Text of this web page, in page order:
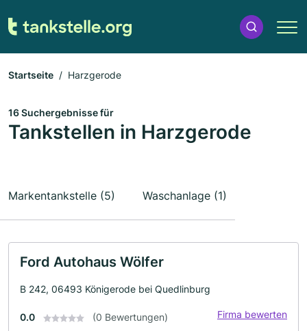
Startseite Harzgerode
16 Suchergebnisse für
Tankstellen in Harzgerode
Markentankstelle (5) Waschanlage (1)
Ford Autohaus Wölfer
B 242, 06493 Königerode bei Quedlinburg
0.0 (0 Bewertungen) Firma bewerten